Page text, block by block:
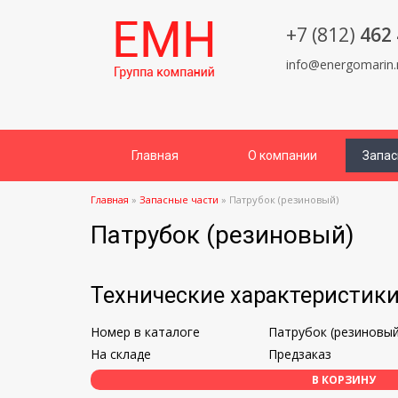
+7 (812) 462
Главная О компании
Главная » Запасные части » Патрубок (резиновый)
Патрубок (резиновый)
Технические характеристики
Номер в каталоге
Патрубок
На складе
Предзаказ
В КОРЗИНУ